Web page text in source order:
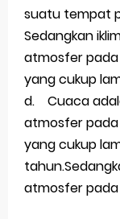
suatu tempat
Sedangkan
atmosfer
yang cukup
d. Cuaca
atmosfer
yang cukup
atmosfer